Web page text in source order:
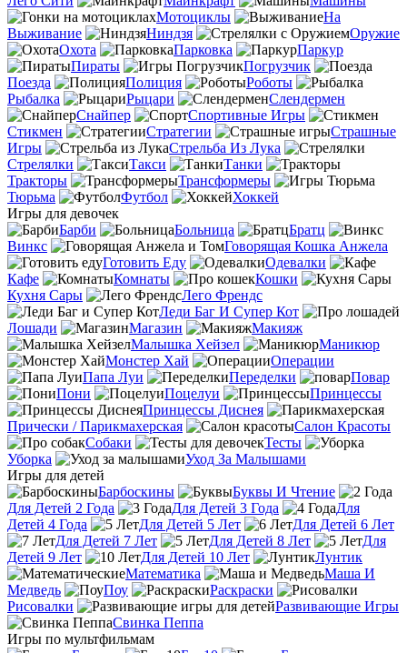
Мотоциклы
На
Выживание
Ниндзя
Оружие
Охота
Парковка
Паркур
Пираты
Погрузчик
Поезда
Полиция
Роботы
Рыбалка
Рыцари
Слендермен
Снайпер
Спортивные Игры
Стикмен
Стратегии
Страшные
Игры
Стрельба Из Лука
Стрелялки
Такси
Танки
Тракторы
Трансформеры
Тюрьма
Футбол
Хоккей
Игры для девочек
Барби
Больница
Братц
Винкс
Говорящая Кошка Анжела
Готовить Еду
Одевалки
Кафе
Комнаты
Кошки
Кухня Сары
Лего Френдс
Леди Баг И Супер Кот
Лошади
Магазин
Макияж
Малышка Хейзел
Маникюр
Монстер Хай
Операции
Папа Луи
Переделки
Повар
Пони
Поцелуи
Принцессы
Принцессы Диснея
Прически / Парикмахерская
Салон Красоты
Собаки
Тесты
Уборка
Уход За Малышами
Игры для детей
Барбоскины
Буквы И Чтение
Для Детей 2 Года
Для Детей 3 Года
Для
Детей 4 Года
Для Детей 5 Лет
Для Детей 6 Лет
Для Детей 7 Лет
Для Детей 8 Лет
Для
Детей 9 Лет
Для Детей 10 Лет
Лунтик
Математика
Маша И
Медведь
Поу
Раскраски
Рисовалки
Развивающие Игры
Свинка Пеппа
Игры по мультфильмам